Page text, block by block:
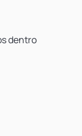
dentro